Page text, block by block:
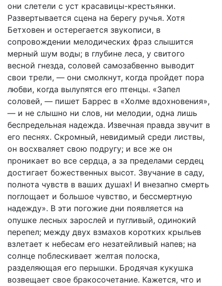
они слетели с уст красавицы-крестьянки.
Развертывается сцена на берегу ручья. Хотя
Бетховен и остерегается звукописи, в
сопровождении мелодических фраз слышится
мерный шум воды; в глубине леса, у свитого
весной гнезда, соловей самозабвенно выводит
свои трели, — они смолкнут, когда пройдет пора
любви, когда вылупятся его птенцы. «Запел
соловей, — пишет Барреc в «Холме вдохновения»,
— и не слышно ни слов, ни мелодии, одна лишь
беспредельная надежда. Извечная правда звучит в
его песнях. Скромный, невидимый среди листвы,
он восхваляет свою подругу; и все же он
проникает во все сердца, а за пределами сердец
достигает божественных высот. Звучание в саду,
полнота чувств в ваших душах! И внезапно смерть
поглощает и большое чувство, и бессмертную
надежду». В эти погожие дни появляется на
опушке лесных зарослей и пугливый, одинокий
перепел; между двух взмахов коротких крыльев
взлетает к небесам его незатейливый напев; на
солнце поблескивает желтая полоска,
разделяющая его перышки. Бродячая кукушка
возвещает свое бракосочетание. Кажется, что и